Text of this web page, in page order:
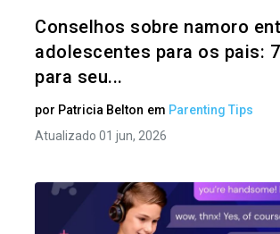
Conselhos sobre namoro
adolescentes para os pais:
para seu...
por Patricia Belton em Parenting Tips
Atualizado 01 jun, 2026